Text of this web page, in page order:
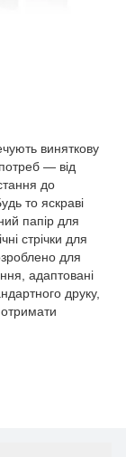
виняткову
— від
до
то яскраві
папір для
стрічки для
для
адаптовані
друку,